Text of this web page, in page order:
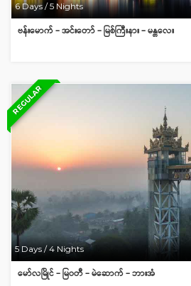
6 Days / 5 Nights
ဗန်းမောက် – အင်းတော် – မြစ်ကြီးနား – မန္တလေး
REGULAR
5 Days / 4 Nights
မော်လမြိုင် – မြဝတီ – မဲဆောက် – ဘားအံ